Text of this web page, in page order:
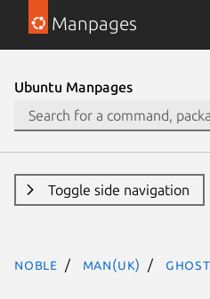
Manpages
Ubuntu Manpages
Toggle side navigation
noble man(uk)